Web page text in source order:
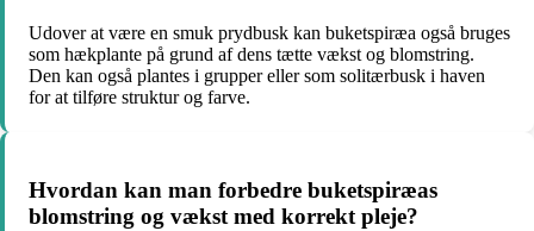
Udover at være en smuk prydbusk kan buketspiræa også bruges
som hækplante på grund af dens tætte vækst og blomstring.
Den kan også plantes i grupper eller som solitærbusk i haven
for at tilføre struktur og farve.
Hvordan kan man forbedre buketspiræas
blomstring og vækst med korrekt pleje?